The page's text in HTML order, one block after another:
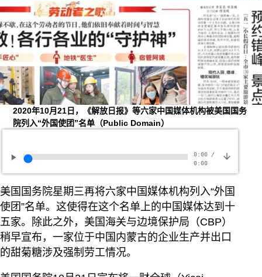
2020年10月21日，《解放日报》等六家中国媒体机构被美国国务
院列入“外国使团”名单（Public Domain）
0:00/
0:00
美国国务院星期三再将六家中国媒体机构列入“外国
使团”名单。这使得在这个名单上的中国媒体达到十
五家。除此之外，美国海关与边境保护局（CBP）
稍早宣布，一家位于中国内蒙古的企业生产并出口
的甜菊糖涉及强制劳工情况。